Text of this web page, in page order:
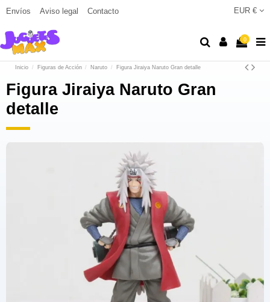
Envíos Aviso legal Contacto EUR €
0
Inicio Figuras de Acción Naruto Figura Jiraiya Naruto Gran detalle
Figura Jiraiya Naruto Gran
detalle